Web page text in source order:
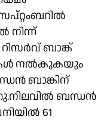
നിന്ന്
റിസര്‍വ് ബാങ്ക്
നല്‍കുകയും
ബാങ്കിന്
ബന്ധന്‍
61